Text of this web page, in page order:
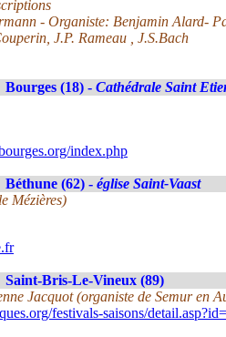
- Organiste: Benjamin Alard-
J.P. Rameau , J.S.Bach
Bourges (18) - Cathédrale Saint
index.php
Béthune (62) - église Saint-Vaast
Mézières)
Saint-Bris-Le-Vineux (89)
Jacquot (organiste de Semur en
festivals-saisons/